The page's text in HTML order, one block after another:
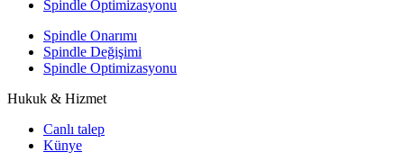
Spindle Optimizasyonu
Spindle Onarımı
Spindle Değişimi
Spindle Optimizasyonu
Hukuk & Hizmet
Canlı talep
Künye